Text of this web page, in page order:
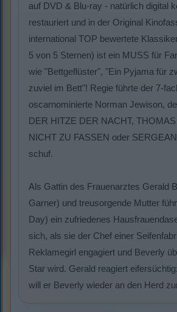
auf DVD & Blu-ray - natürlich digital
restauriert und in der Original
international TOP bewertete
5 von 5 Sternen) ist ein MUSS für
wie "Bettgeflüster", "Ein Pyjama für
zuviel im Bett"! Regie führte der 7-
oscarnominierte Norman Jewison,
DER HITZE DER NACHT,
NICHT ZU FASSEN oder
schuf.
Als Gattin des Frauenarztes Gerald
Garner) und treusorgende Mutter
Day) ein zufriedenes
sich, als sie der Chef einer
Reklamegirl engagiert und Beverly
Star wird. Gerald reagiert
will er Beverly wieder an den Herd